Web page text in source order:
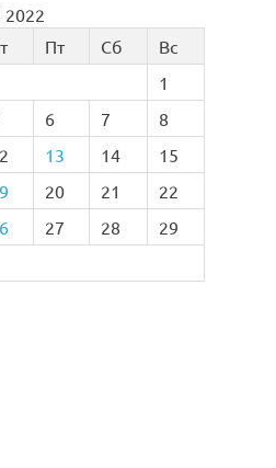
Пт Сб
Вс
1
6 7
8
13 14
15
20 21
22
27 28
29